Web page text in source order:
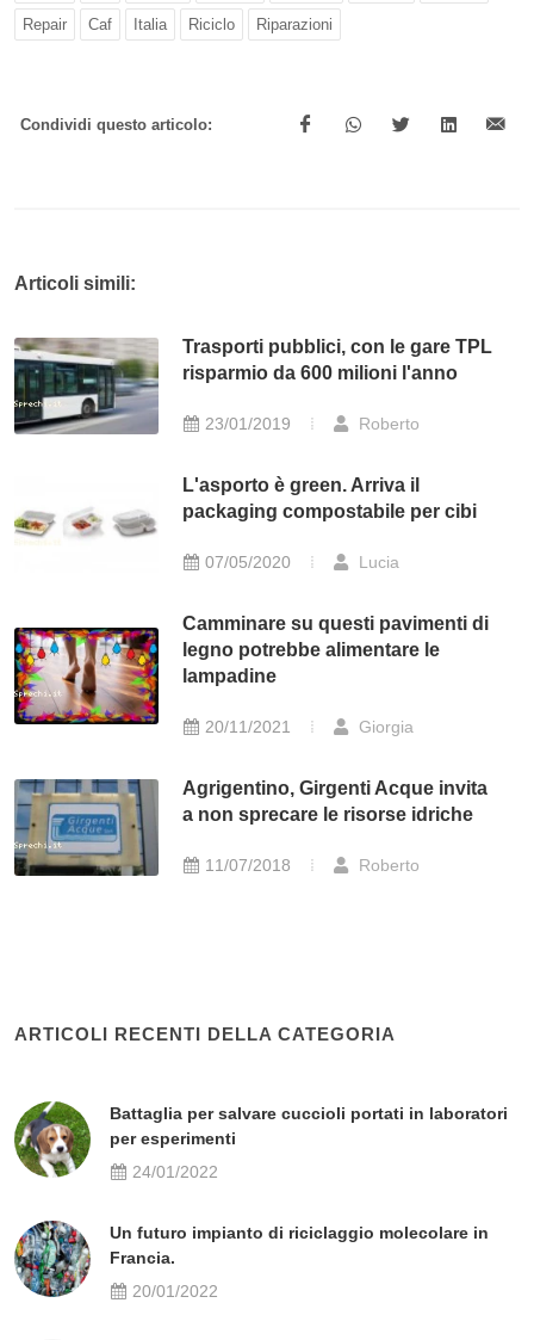
Repair Caf Italia Riciclo Riparazioni
Condividi questo articolo:
Articoli simili:
Trasporti pubblici, con le gare TPL
risparmio da 600 milioni l'anno
23/01/2019 Roberto
L'asporto è green. Arriva il
packaging compostabile per cibi
07/05/2020 Lucia
Camminare su questi pavimenti di
legno potrebbe alimentare le
lampadine
20/11/2021 Giorgia
Agrigentino, Girgenti Acque invita
a non sprecare le risorse idriche
11/07/2018 Roberto
ARTICOLI RECENTI DELLA CATEGORIA
Battaglia per salvare cuccioli portati in laboratori
per esperimenti
24/01/2022
Un futuro impianto di riciclaggio molecolare in
Francia.
20/01/2022